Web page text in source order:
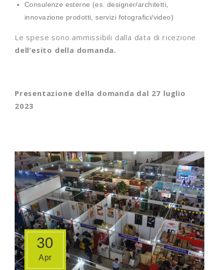
Consulenze esterne (es. designer/architetti,
innovazione prodotti, servizi fotografici/video)
Le spese sono ammissibili dalla data di ricezione
dell’esito della domanda.
Presentazione della domanda dal 27 luglio
2023
30
Apr